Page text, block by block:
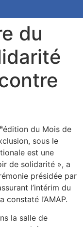
du
édition du Mois de
sous le
est une
de solidarité », a
présidée par
l’intérim du
constaté l’AMAP.
la salle de